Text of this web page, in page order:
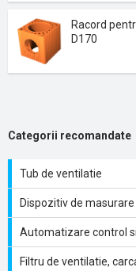
Racord
D170
Categorii recomandate
Tub de ventilatie
Dispozitiv de
Automatizare control
Filtru de ventilatie,